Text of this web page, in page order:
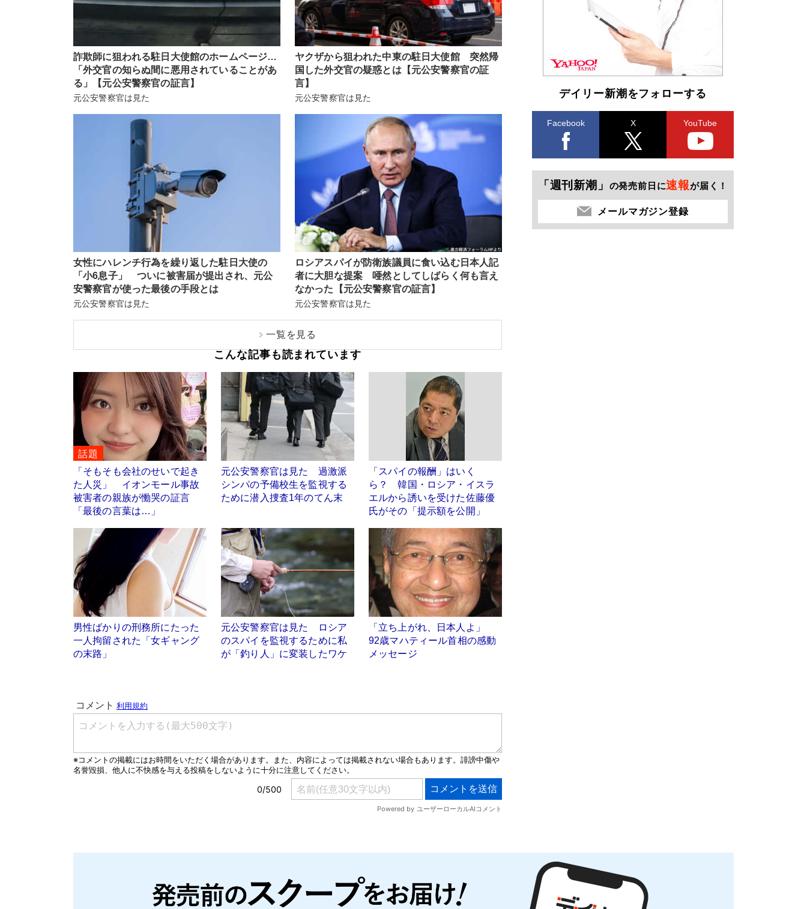
詐欺師に狙われる駐日大使館のホームページ…
「外交官の知らぬ間に悪用されていることがあ
る」【元公安警察官の証言】
元公安警察官は見た
ヤクザから狙われた中東の駐日大使館 突然帰
国した外交官の疑惑とは【元公安警察官の証
言】
元公安警察官は見た
女性にハレンチ行為を繰り返した駐日大使の
「小6息子」 ついに被害届が提出され、元公
安警察官が使った最後の手段とは
元公安警察官は見た
ロシアスパイが防衛族議員に食い込む日本人記
者に大胆な提案 唖然としてしばらく何も言え
なかった【元公安警察官の証言】
元公安警察官は見た
一覧を見る
こんな記事も読まれています
話題
「そもそも会社のせいで起き
た人災」 イオンモール事故
被害者の親族が慟哭の証言
「最後の言葉は…」
元公安警察官は見た 過激派
シンパの予備校生を監視する
ために潜入捜査1年のてん末
「スパイの報酬」はいく
ら？ 韓国・ロシア・イスラ
エルから誘いを受けた佐藤優
氏がその「提示額を公開」
男性ばかりの刑務所にたった
一人拘留された「女ギャング
の末路」
元公安警察官は見た ロシア
のスパイを監視するために私
が「釣り人」に変装したワケ
「立ち上がれ、日本人よ」
92歳マハティール首相の感動
メッセージ
デイリー新潮をフォローする
Facebook X YouTube
「週刊新潮」 の発売前日に速報が届く！
メールマガジン登録